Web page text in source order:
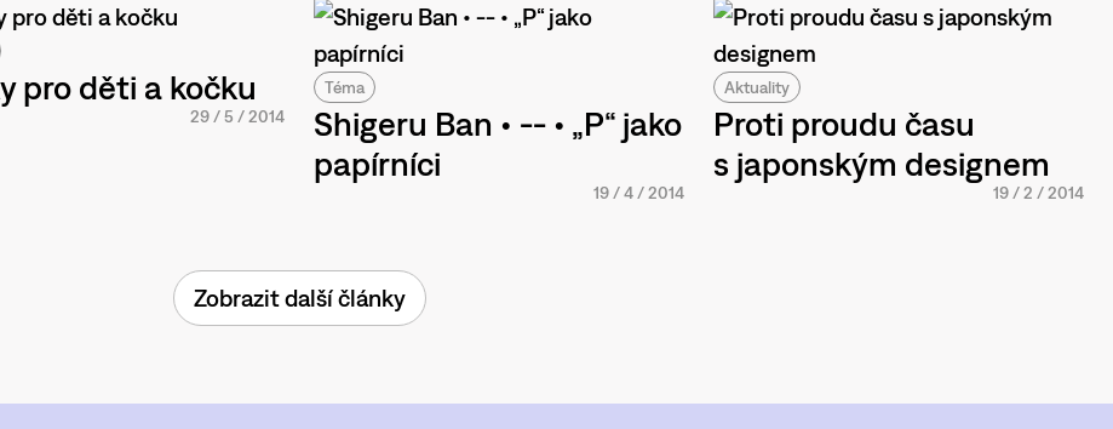
pro děti a kočku
29 /5 /2014
Téma
Shigeru Ban • -- • „P“ jako
papírníci
19 /4 /2014
Aktuality
Proti proudu času
s japonským designem
19 /2 /2014
Zobrazit další články